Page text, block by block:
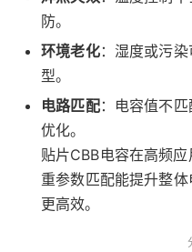
防。
环境老化：湿度或污
型。
电路匹配：电容值不
优化。
贴片CBB电容在高频
重参数匹配能提升整
更高效。